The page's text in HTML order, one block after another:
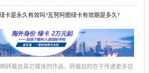
卡是永久有效吗?瓦努阿图绿卡有效期是多久?
转载自其它媒体的作品，转载目的在于传递更多信